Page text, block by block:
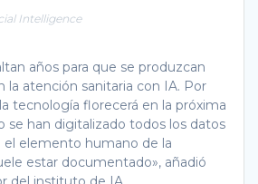
Intelligence
años para que se produzcan
la atención sanitaria con IA. Por
tecnología florecerá en la próxima
se han digitalizado todos los datos
el elemento humano de la
estar documentado», añadió